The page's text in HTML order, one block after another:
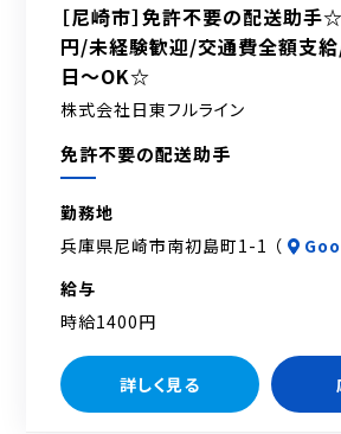
［尼崎市］免許不要の配送助
円/未経験歓迎/交通費全額支
日～OK☆
株式会社日東フルライン
免許不要の配送助手
勤務地
兵庫県尼崎市南初島町1-1 （
給与
時給1400円
詳しく見る